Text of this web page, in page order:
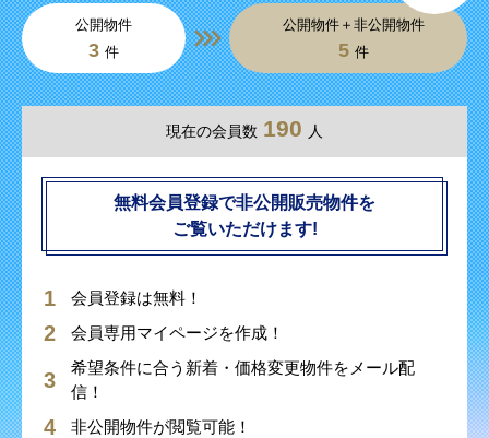
公開物件
3 件
公開物件＋非公開物件
5 件
現在の会員数 190 人
無料会員登録で非公開販売物件を
ご覧いただけます!
会員登録は無料！
会員専用マイページを作成！
希望条件に合う新着・価格変更物件をメール配
信！
非公開物件が閲覧可能！